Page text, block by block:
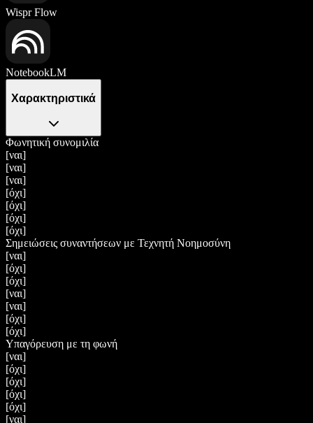
Wispr Flow
NotebookLM
Χαρακτηριστικά
Φωνητική συνομιλία
[ναι]
[ναι]
[ναι]
[όχι]
[όχι]
[όχι]
[όχι]
Σημειώσεις συναντήσεων με Τεχνητή Νοημοσύνη
[ναι]
[όχι]
[όχι]
[ναι]
[ναι]
[όχι]
[όχι]
Υπαγόρευση με τη φωνή
[ναι]
[όχι]
[όχι]
[όχι]
[όχι]
[ναι]